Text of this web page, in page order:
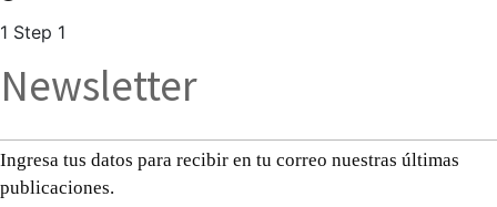
1 Step 1
Newsletter
Ingresa tus datos para recibir en tu correo nuestras últimas
publicaciones.